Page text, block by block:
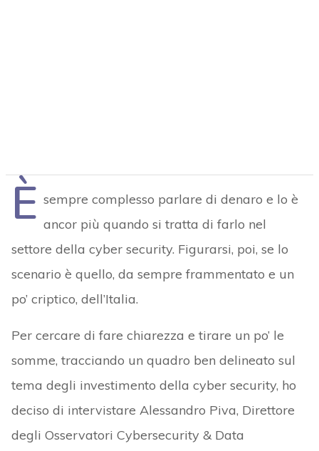
È sempre complesso parlare di denaro e lo è
ancor più quando si tratta di farlo nel
settore della cyber security. Figurarsi, poi, se lo
scenario è quello, da sempre frammentato e un
po’ criptico, dell’Italia.
Per cercare di fare chiarezza e tirare un po’ le
somme, tracciando un quadro ben delineato sul
tema degli investimento della cyber security, ho
deciso di intervistare Alessandro Piva, Direttore
degli Osservatori Cybersecurity & Data